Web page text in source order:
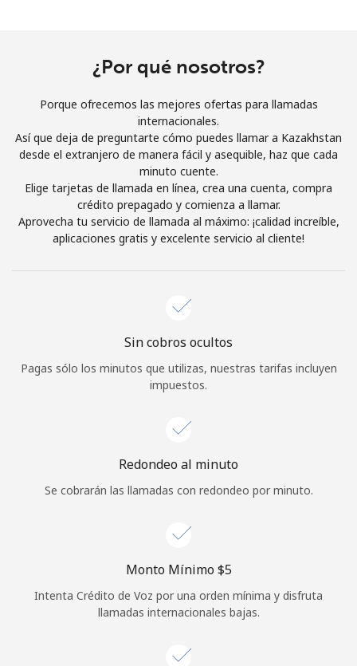
¡Hola!
Inicia sesión oREGÍSTRATE →
¿Olvidaste tu contraseña? →
Iniciar Sesión
¿Por qué nosotros?
Porque ofrecemos las mejores ofertas para llamadas
internacionales.
Así que deja de preguntarte cómo puedes llamar a Kazakhstan
desde el extranjero de manera fácil y asequible, haz que cada
minuto cuente.
Elige tarjetas de llamada en línea, crea una cuenta, compra
crédito prepagado y comienza a llamar.
Aprovecha tu servicio de llamada al máximo: ¡calidad increíble,
aplicaciones gratis y excelente servicio al cliente!
Sin cobros ocultos
Pagas sólo los minutos que utilizas, nuestras tarifas incluyen
impuestos.
Redondeo al minuto
Se cobrarán las llamadas con redondeo por minuto.
Monto Mínimo ⁦$5⁩
Intenta Crédito de Voz por una orden mínima y disfruta
llamadas internacionales bajas.